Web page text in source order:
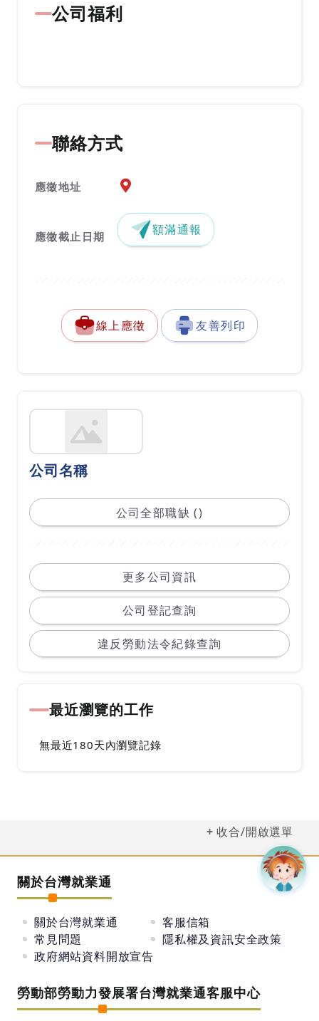
公司福利
聯絡方式
應徵地址 應徵地址地圖『另開新視窗』
應徵截止日期 額滿通報
線上應徵 友善列印
公司名稱
公司全部職缺 ()
更多公司資訊
公司登記查詢
違反勞動法令紀錄查詢
最近瀏覽的工作
無最近180天內瀏覽記錄
收合/開啟選單
關於台灣就業通
關於台灣就業通
客服信箱
常見問題
隱私權及資訊安全政策
政府網站資料開放宣告
勞動部勞動力發展署台灣就業通客服中心